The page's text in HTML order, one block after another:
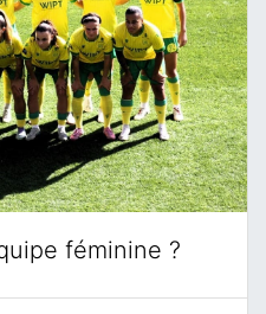
féminine ?